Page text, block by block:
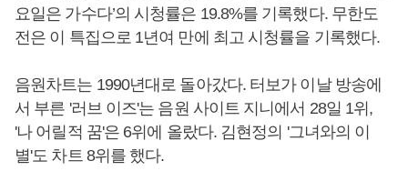
요일은 가수다’의 시청률은 19.8%를 기록했다. 무한도
전은 이 특집으로 1년여 만에 최고 시청률을 기록했다.
음원차트는 1990년대로 돌아갔다. 터보가 이날 방송에
서 부른 '러브 이즈'는 음원 사이트 지니에서 28일 1위,
'나 어릴적 꿈'은 6위에 올랐다. 김현정의 '그녀와의 이
별'도 차트 8위를 했다.